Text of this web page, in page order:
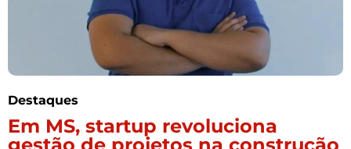
Destaques
Em MS, startup revoluciona
gestão de projetos na construção